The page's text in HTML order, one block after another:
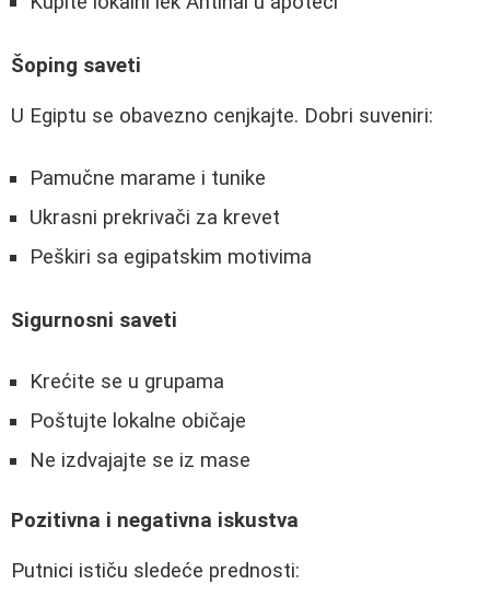
Šoping saveti
U Egiptu se obavezno cenjkajte. Dobri suveniri:
Pamučne marame i tunike
Ukrasni prekrivači za krevet
Peškiri sa egipatskim motivima
Sigurnosni saveti
Krećite se u grupama
Poštujte lokalne običaje
Ne izdvajajte se iz mase
Pozitivna i negativna iskustva
Putnici ističu sledeće prednosti: